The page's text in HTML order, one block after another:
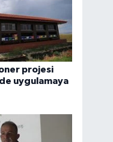
projesi
uygulamaya